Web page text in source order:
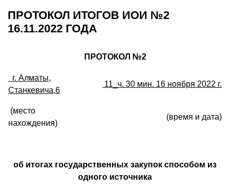
ПРОТОКОЛ ИТОГОВ ИОИ №2
16.11.2022 ГОДА
ПРОТОКОЛ №2
г. Алматы,
Станкевича,6
(место
нахождения)
11_ч. 30 мин. 16 ноября 2022 г.
(время и дата)
об итогах государственных закупок способом из
одного источника